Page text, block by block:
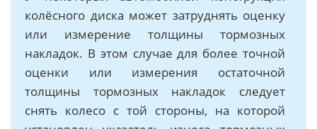
колёсного диска может затруднять оценку
или измерение толщины тормозных
накладок. В этом случае для более точной
оценки или измерения остаточной
толщины тормозных накладок следует
снять колесо с той стороны, на которой